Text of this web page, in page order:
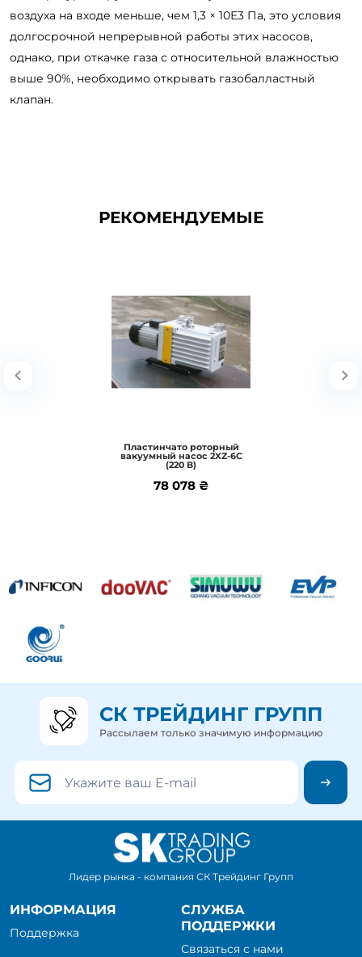
воздуха на входе меньше, чем 1,3 × 10Е3 Па, это условия
долгосрочной непрерывной работы этих насосов,
однако, при откачке газа с относительной влажностью
выше 90%, необходимо открывать газобалластный
клапан.
РЕКОМЕНДУЕМЫЕ
Пластинчато роторный
вакуумный насос 2XZ-6C
(220 В)
78 078 ₴
Серия 2XZ пластинчато-роторных вакуумных насосов с прямым приводом не
предназначен для перекачки кис..
Подробнее
78 078 ₴
СК ТРЕЙДИНГ ГРУПП
Рассылаем только значимую информацию
Лидер рынка - компания СК Трейдинг Групп
ИНФОРМАЦИЯ
Поддержка
СЛУЖБА
ПОДДЕРЖКИ
Связаться с нами